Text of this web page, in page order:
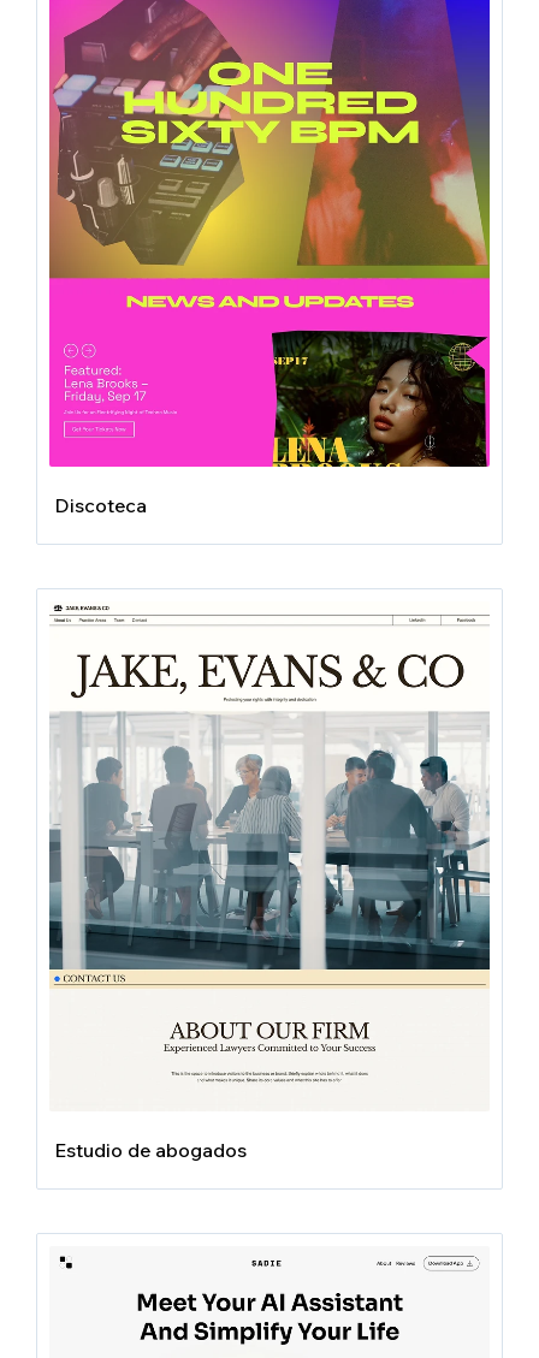
Discoteca
Estudio de abogados